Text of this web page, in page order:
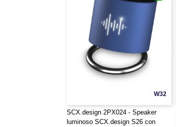
W32
SCX.design 2PX024 - Speaker
luminoso SCX.design S26 con